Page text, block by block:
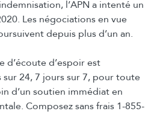
l’APN a intenté un
Les négociations en vue
depuis plus d’un an.
d’écoute d’espoir est
24, 7 jours sur 7, pour toute
d’un soutien immédiat en
Composez sans frais 1-855-